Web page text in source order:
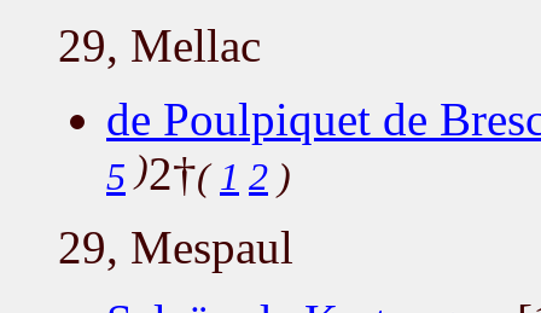
29, Mellac
de Poulpiquet de
5 )2†( 1 2 )
29, Mespaul